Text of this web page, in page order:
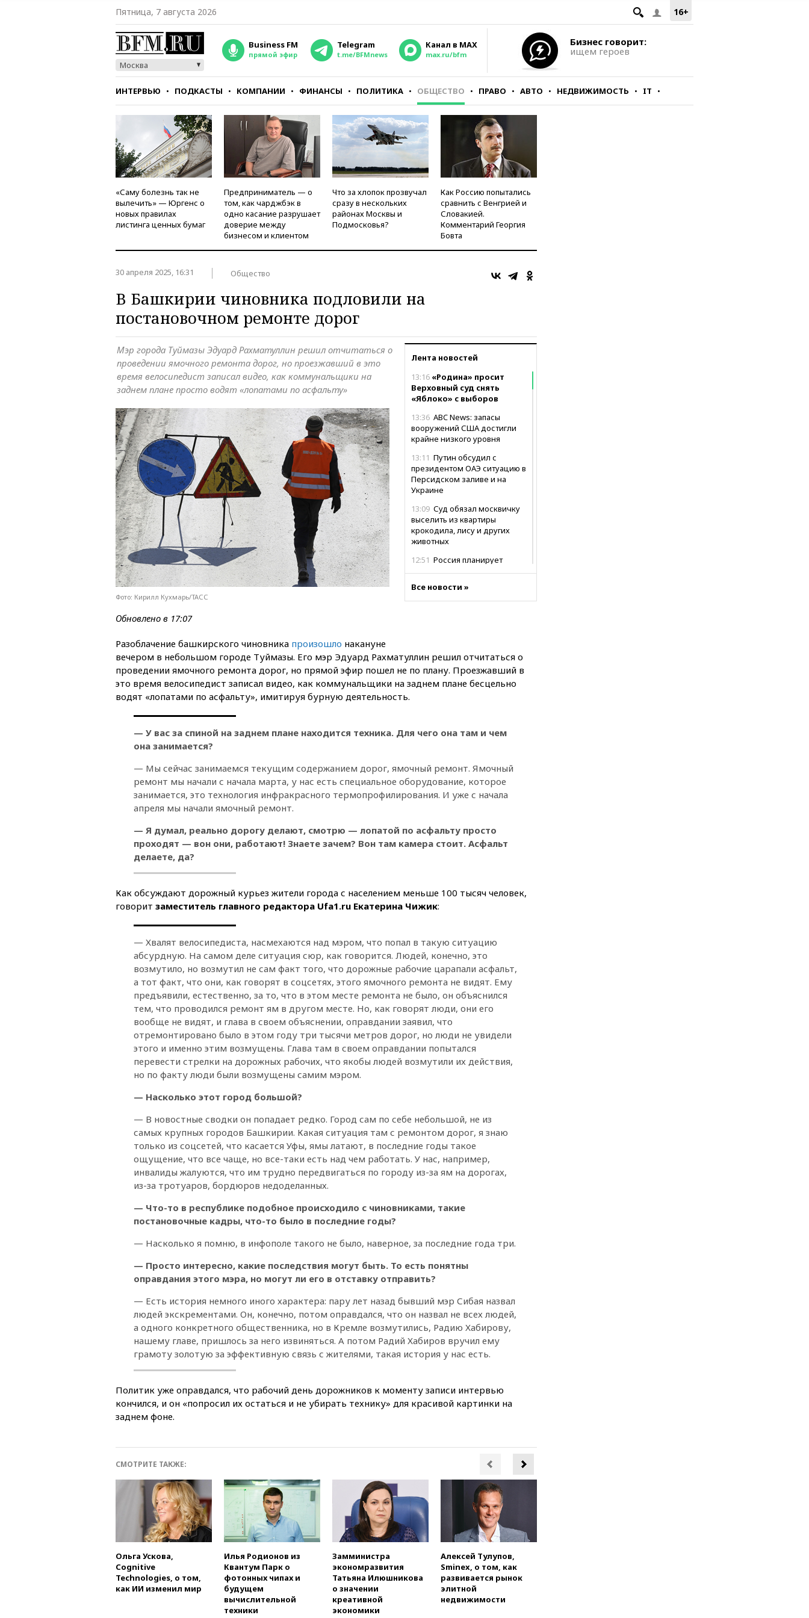
16+
Пятница, 7 августа 2026
Москва
Business FM
прямой эфир
Telegram
t.me/BFMnews
Канал в MAX
max.ru/bfm
Бизнес говорит:
ищем героев
ИНТЕРВЬЮ ПОДКАСТЫ КОМПАНИИ ФИНАНСЫ ПОЛИТИКА ОБЩЕСТВО ПРАВО АВТО НЕДВИЖИМОСТЬ IT
СТИЛЬ ТЕСТЫ
«Саму болезнь так не
вылечить» — Юргенс о
новых правилах
листинга ценных бумаг
Предприниматель — о
том, как чарджбэк в
одно касание разрушает
доверие между
бизнесом и клиентом
Что за хлопок прозвучал
сразу в нескольких
районах Москвы и
Подмосковья?
Как Россию попытались
сравнить с Венгрией и
Словакией.
Комментарий Георгия
Бовта
30 апреля 2025, 16:31 Общество
В Башкирии чиновника подловили на
постановочном ремонте дорог
Лента новостей
13:16 «Родина» просит
Верховный суд снять
«Яблоко» с выборов
13:36 ABC News: запасы
вооружений США достигли
крайне низкого уровня
13:11 Путин обсудил с
президентом ОАЭ ситуацию в
Персидском заливе и на
Украине
13:09 Суд обязал москвичку
выселить из квартиры
крокодила, лису и других
животных
12:51 Россия планирует
Вьетнама
взяли под контроль село
Анискино в Харьковской
области
в соцсети
открытия второго маршрута в
Ормузском проливе
11:48Жители Москвы и
11:41ТПП предлагает
изменить процедуру
11:38Шадаев исключил
запуск мессенджера на
Таиланде погибли пять
человек
Россия рассчитывает
заключить безвизовые
соглашения с Индонезией и
Малайзией
11:04 «Ведомости»: на партию
«Яблоко» ополчились
конкуренты
10:59 Торговые центры и кафе
10:41 Бывшая глава брокера
Mind Money Юлия Хандошко
признала свою вину
10:41Пашинян: Армения
понимает невозможность
одновременного членства в
10:21ФСБ задержала более
«Москве-Сити»
10:13Минтранс предлагает
фондов на защиту трасс от
09:56Хакеры нашли
документы об ударах ВСУ по
нефтяным терминалам в
России
США
приверженности Армении
основополагающим
09:06
Гендиректора
удмуртской «Ижавиа»
попросили уволиться
американец Гилман
находится при смерти
В Екатеринбурге
атакован склад Wildberries
Все новости »
Мэр города Туймазы Эдуард Рахматуллин решил отчитаться о
проведении ямочного ремонта дорог, но проезжавший в это
время велосипедист записал видео, как коммунальщики на
заднем плане просто водят «лопатами по асфальту»
Фото: Кирилл Кухмарь/ТАСС
Обновлено в 17:07
Разоблачение башкирского чиновника произошло накануне
вечером в небольшом городе Туймазы. Его мэр Эдуард Рахматуллин решил отчитаться о
проведении ямочного ремонта дорог, но прямой эфир пошел не по плану. Проезжавший в
это время велосипедист записал видео, как коммунальщики на заднем плане бесцельно
водят «лопатами по асфальту», имитируя бурную деятельность.
— У вас за спиной на заднем плане находится техника. Для чего она там и чем
она занимается?
— Мы сейчас занимаемся текущим содержанием дорог, ямочный ремонт. Ямочный
ремонт мы начали с начала марта, у нас есть специальное оборудование, которое
занимается, это технология инфракрасного термопрофилирования. И уже с начала
апреля мы начали ямочный ремонт.
— Я думал, реально дорогу делают, смотрю — лопатой по асфальту просто
проходят — вон они, работают! Знаете зачем? Вон там камера стоит. Асфальт
делаете, да?
Как обсуждают дорожный курьез жители города с населением меньше 100 тысяч человек,
говорит заместитель главного редактора Ufa1.ru Екатерина Чижик:
— Хвалят велосипедиста, насмехаются над мэром, что попал в такую ситуацию
абсурдную. На самом деле ситуация сюр, как говорится. Людей, конечно, это
возмутило, но возмутил не сам факт того, что дорожные рабочие царапали асфальт,
а тот факт, что они, как говорят в соцсетях, этого ямочного ремонта не видят. Ему
предъявили, естественно, за то, что в этом месте ремонта не было, он объяснился
тем, что проводился ремонт ям в другом месте. Но, как говорят люди, они его
вообще не видят, и глава в своем объяснении, оправдании заявил, что
отремонтировано было в этом году три тысячи метров дорог, но люди не увидели
этого и именно этим возмущены. Глава там в своем оправдании попытался
перевести стрелки на дорожных рабочих, что якобы людей возмутили их действия,
но по факту люди были возмущены самим мэром.
— Насколько этот город большой?
— В новостные сводки он попадает редко. Город сам по себе небольшой, не из
самых крупных городов Башкирии. Какая ситуация там с ремонтом дорог, я знаю
только из соцсетей, что касается Уфы, ямы латают, в последние годы такое
ощущение, что все чаще, но все-таки есть над чем работать. У нас, например,
инвалиды жалуются, что им трудно передвигаться по городу из-за ям на дорогах,
из-за тротуаров, бордюров недоделанных.
— Что-то в республике подобное происходило с чиновниками, такие
постановочные кадры, что-то было в последние годы?
— Насколько я помню, в инфополе такого не было, наверное, за последние года три.
— Просто интересно, какие последствия могут быть. То есть понятны
оправдания этого мэра, но могут ли его в отставку отправить?
— Есть история немного иного характера: пару лет назад бывший мэр Сибая назвал
людей экскрементами. Он, конечно, потом оправдался, что он назвал не всех людей,
а одного конкретного общественника, но в Кремле возмутились, Радию Хабирову,
нашему главе, пришлось за него извиняться. А потом Радий Хабиров вручил ему
грамоту золотую за эффективную связь с жителями, такая история у нас есть.
Политик уже оправдался, что рабочий день дорожников к моменту записи интервью
кончился, и он «попросил их остаться и не убирать технику» для красивой картинки на
заднем фоне.
СМОТРИТЕ ТАКЖЕ:
Ольга Ускова,
Cognitive
Technologies, о том,
как ИИ изменил мир
Илья Родионов из
Квантум Парк о
фотонных чипах и
будущем
вычислительной
техники
Замминистра
экономразвития
Татьяна Илюшникова
о значении
креативной
экономики
Алексей Тулупов,
Sminex, о том, как
развивается рынок
элитной
недвижимости